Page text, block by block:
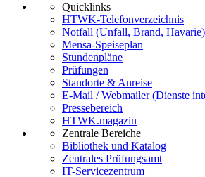
Quicklinks
HTWK-Telefonverzeichnis
Notfall (Unfall, Brand, Havarie)
Mensa-Speiseplan
Stundenpläne
Prüfungen
Standorte & Anreise
E-Mail / Webmailer (Dienste
Pressebereich
HTWK.magazin
Zentrale Bereiche
Bibliothek und Katalog
Zentrales Prüfungsamt
IT-Servicezentrum